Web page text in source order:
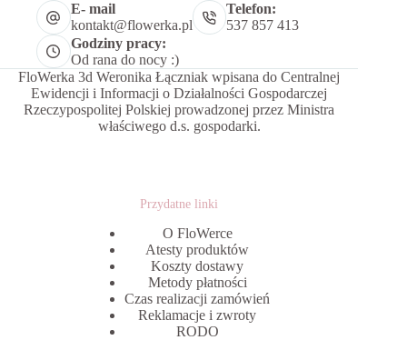
E- mail
kontakt@flowerka.pl
Telefon:
537 857 413
Godziny pracy:
Od rana do nocy :)
FloWerka 3d Weronika Łączniak wpisana do Centralnej
Ewidencji i Informacji o Działalności Gospodarczej
Rzeczypospolitej Polskiej prowadzonej przez Ministra
właściwego d.s. gospodarki.
Przydatne linki
O FloWerce
Atesty produktów
Koszty dostawy
Metody płatności
Czas realizacji zamówień
Reklamacje i zwroty
RODO